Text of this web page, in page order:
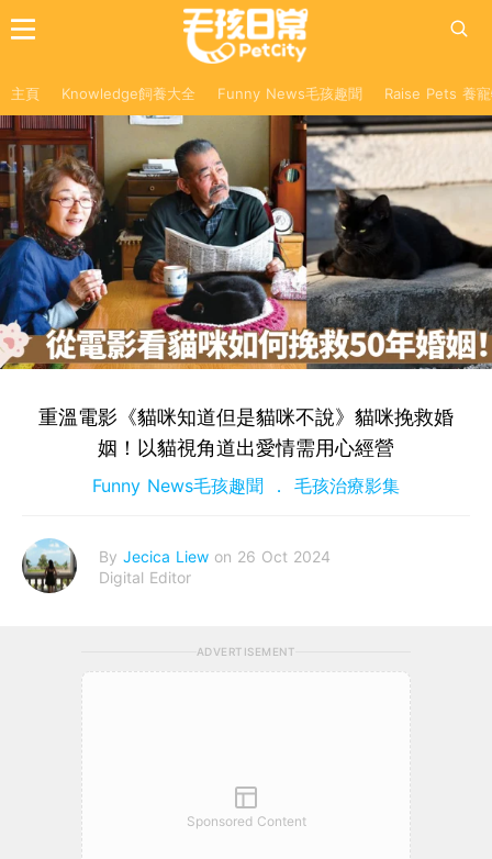
主頁 Knowledge飼養大全 Funny News毛孩趣聞 Raise Pets 養
重溫電影《貓咪知道但是貓咪不說》貓咪挽救婚
姻！以貓視角道出愛情需用心經營
Funny News毛孩趣聞 毛孩治療影集
By Jecica Liew on 26 Oct 2024
Digital Editor
ADVERTISEMENT
Sponsored Content